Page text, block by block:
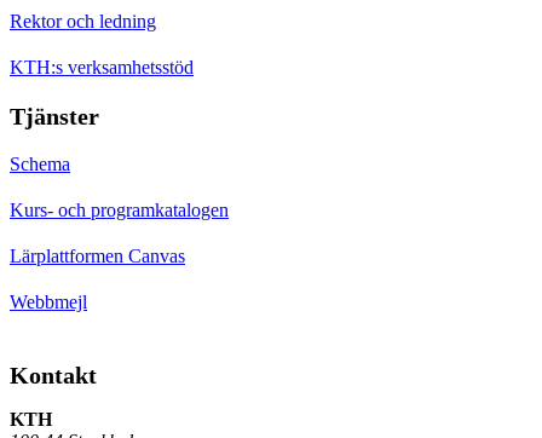
Rektor och ledning
KTH:s verksamhetsstöd
Tjänster
Schema
Kurs- och programkatalogen
Lärplattformen Canvas
Webbmejl
Kontakt
KTH